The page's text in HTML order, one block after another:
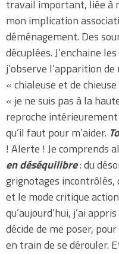
travail important, liée à
mon implication
déménagement. Des
décuplées. J’enchaine
j’observe l’apparition
« chialeuse et de
« je ne suis pas à la
reproche
qu’il faut pour m’aider.
! Alerte ! Je comprends
en déséquilibre: du
grignotages incontrôlés,
et le mode critique
qu’aujourd’hui, j’ai
décide de me poser,
en train de se dérouler.